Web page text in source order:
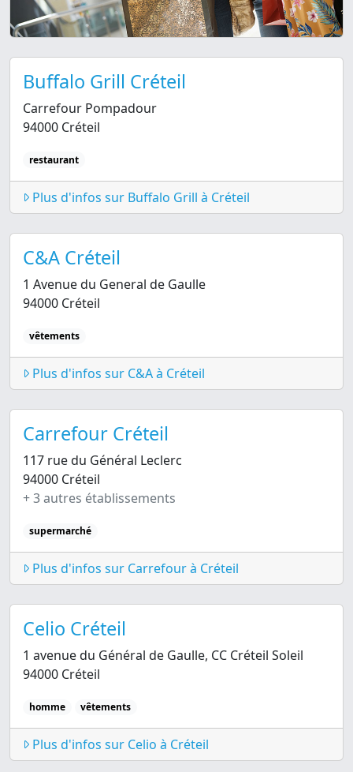
Buffalo Grill Créteil
Carrefour Pompadour
94000 Créteil
restaurant
Plus d'infos sur Buffalo Grill à Créteil
C&A Créteil
1 Avenue du General de Gaulle
94000 Créteil
vêtements
Plus d'infos sur C&A à Créteil
Carrefour Créteil
117 rue du Général Leclerc
94000 Créteil
+ 3 autres établissements
supermarché
Plus d'infos sur Carrefour à Créteil
Celio Créteil
1 avenue du Général de Gaulle, CC Créteil Soleil
94000 Créteil
homme vêtements
Plus d'infos sur Celio à Créteil